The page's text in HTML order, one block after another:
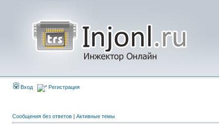
Вход Регистрация
Сообщения без ответов | Активные темы